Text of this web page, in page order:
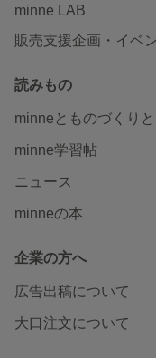
minne LAB
販売支援企画・イベ
読みもの
minneとものづくりと
minne学習帖
ニュース
minneの本
企業の方へ
広告出稿について
大口注文について